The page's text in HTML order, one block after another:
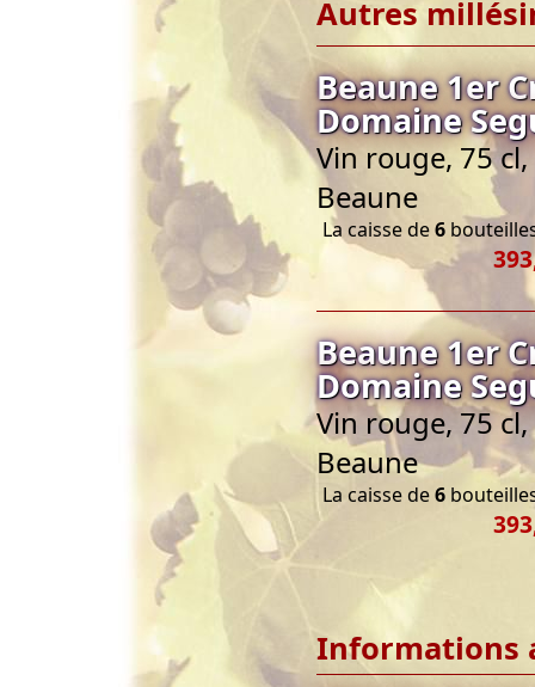
Autres
Beaune 1er
Domaine
Vin rouge, 75
Beaune
La caisse de6
Beaune 1er
Domaine
Vin rouge, 75
Beaune
La caisse de6
Informations